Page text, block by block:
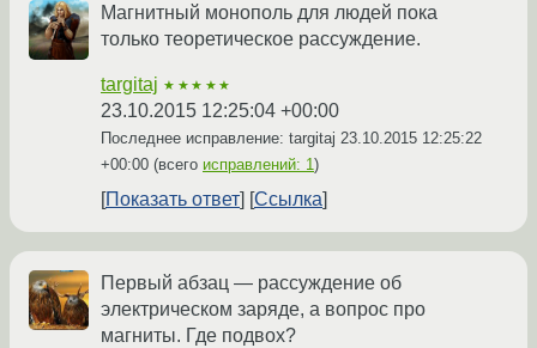
Магнитный монополь для людей пока
только теоретическое рассуждение.
targitaj ★★★★★
23.10.2015 12:25:04 +00:00
Последнее исправление: targitaj 23.10.2015 12:25:22
+00:00 (всего исправлений: 1)
Показать ответ Ссылка
Первый абзац — рассуждение об
электрическом заряде, а вопрос про
магниты. Где подвох?